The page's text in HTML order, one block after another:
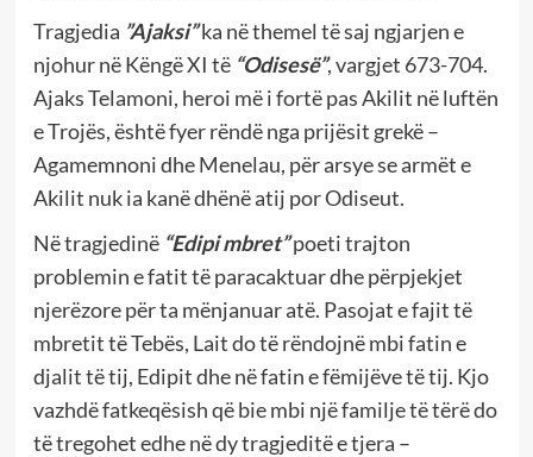
Tragjedia ”Ajaksi”ka në themel të saj ngjarjen e
njohur në Këngë XI të “Odisesë”, vargjet 673-704.
Ajaks Telamoni, heroi më i fortë pas Akilit në luftën
e Trojës, është fyer rëndë nga prijësit grekë –
Agamemnoni dhe Menelau, për arsye se armët e
Akilit nuk ia kanë dhënë atij por Odiseut.
Në tragjedinë “Edipi mbret”poeti trajton
problemin e fatit të paracaktuar dhe përpjekjet
njerëzore për ta mënjanuar atë. Pasojat e fajit të
mbretit të Tebës, Lait do të rëndojnë mbi fatin e
djalit të tij, Edipit dhe në fatin e fëmijëve të tij. Kjo
vazhdë fatkeqësish që bie mbi një familje të tërë do
të tregohet edhe në dy tragjeditë e tjera –